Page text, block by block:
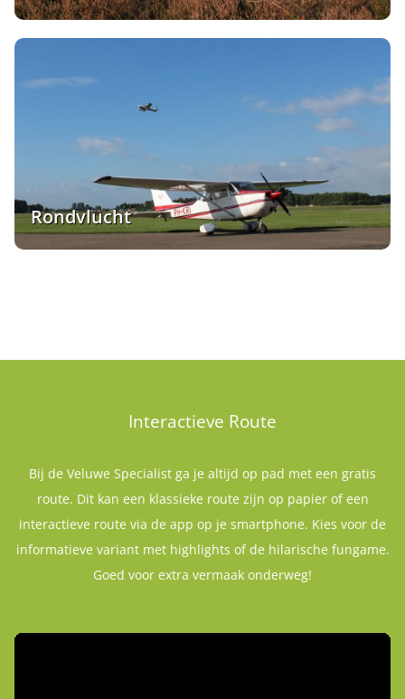
Rondvlucht
Interactieve Route
Bij de Veluwe Specialist ga je altijd op pad met een gratis
route. Dit kan een klassieke route zijn op papier of een
interactieve route via de app op je smartphone. Kies voor de
informatieve variant met highlights of de hilarische fungame.
Goed voor extra vermaak onderweg!